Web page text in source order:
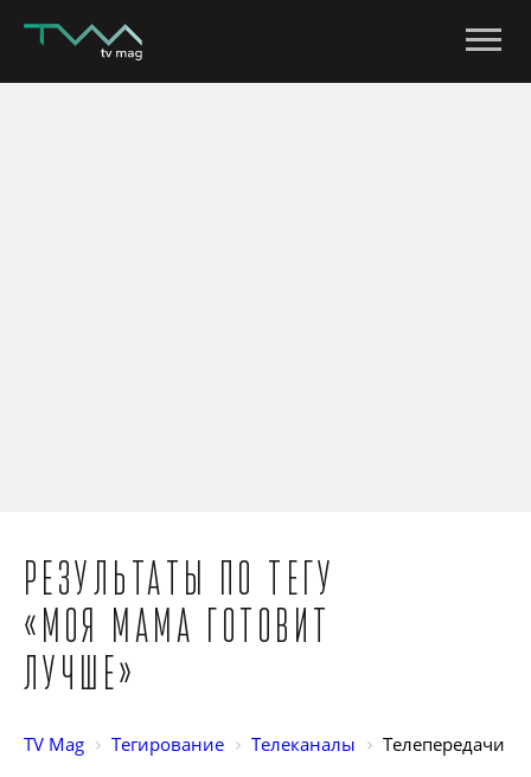
Результаты по тегу
«Моя мама готовит
лучше»
TV Mag Тегирование Телеканалы Телепередачи